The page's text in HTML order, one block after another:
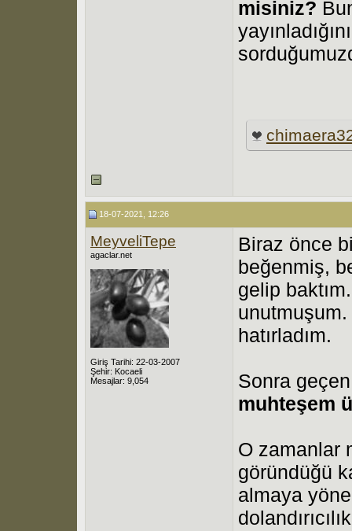
misiniz?
18-07-2021, 12:26
MeyveliTepe
agaclar.net
Giriş Tarihi: 22-03-2007
Şehir: Kocaeli
Mesajlar: 9,054
Biraz önce
beğenmiş,
gelip
unutmuşum.
hatırladım.
Sonra
muhteşem
O zamanlar
göründüğü
almaya